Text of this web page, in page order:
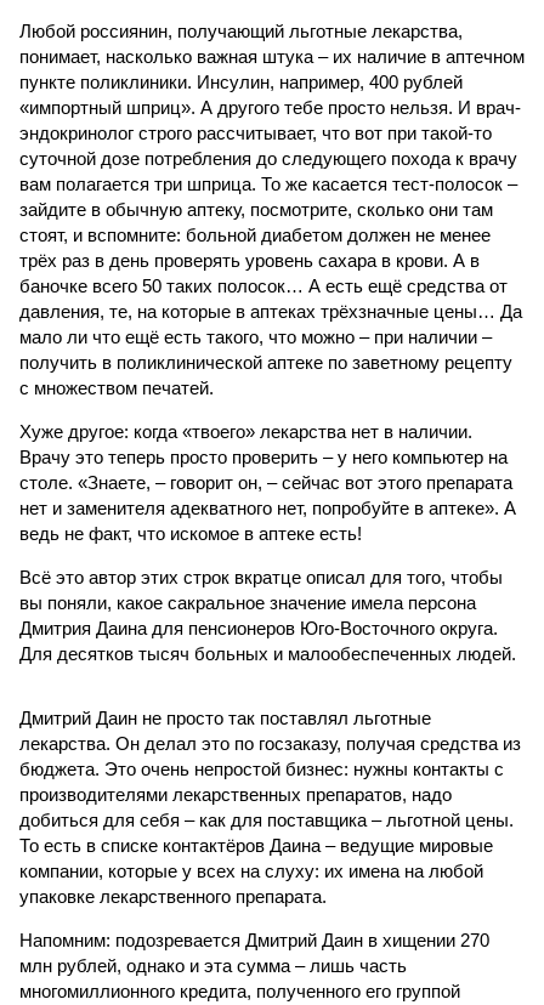
Любой россиянин, получающий льготные лекарства,
понимает, насколько важная штука – их наличие в аптечном
пункте поликлиники. Инсулин, например, 400 рублей
«импортный шприц». А другого тебе просто нельзя. И врач-
эндокринолог строго рассчитывает, что вот при такой-то
суточной дозе потребления до следующего похода к врачу
вам полагается три шприца. То же касается тест-полосок –
зайдите в обычную аптеку, посмотрите, сколько они там
стоят, и вспомните: больной диабетом должен не менее
трёх раз в день проверять уровень сахара в крови. А в
баночке всего 50 таких полосок… А есть ещё средства от
давления, те, на которые в аптеках трёхзначные цены… Да
мало ли что ещё есть такого, что можно – при наличии –
получить в поликлинической аптеке по заветному рецепту
с множеством печатей.
Хуже другое: когда «твоего» лекарства нет в наличии.
Врачу это теперь просто проверить – у него компьютер на
столе. «Знаете, – говорит он, – сейчас вот этого препарата
нет и заменителя адекватного нет, попробуйте в аптеке». А
ведь не факт, что искомое в аптеке есть!
Всё это автор этих строк вкратце описал для того, чтобы
вы поняли, какое сакральное значение имела персона
Дмитрия Даина для пенсионеров Юго-Восточного округа.
Для десятков тысяч больных и малообеспеченных людей.
Дмитрий Даин не просто так поставлял льготные
лекарства. Он делал это по госзаказу, получая средства из
бюджета. Это очень непростой бизнес: нужны контакты с
производителями лекарственных препаратов, надо
добиться для себя – как для поставщика – льготной цены.
То есть в списке контактёров Даина – ведущие мировые
компании, которые у всех на слуху: их имена на любой
упаковке лекарственного препарата.
Напомним: подозревается Дмитрий Даин в хищении 270
млн рублей, однако и эта сумма – лишь часть
многомиллионного кредита, полученного его группой